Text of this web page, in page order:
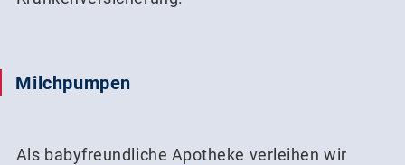
Milchpumpen
Als babyfreundliche Apotheke verleihen wir